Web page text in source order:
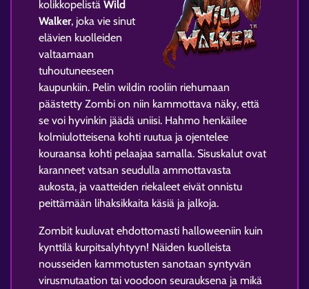
kolikkopelistä Wild
Walker, joka vie sinut
elävien kuolleiden
valtaamaan
tuhoutuneeseen
kaupunkiin. Pelin wildin rooliin riehumaan
päästetty Zombi on niin kammottava näky, että
se voi hyvinkin jäädä uniisi. Hahmo henkäilee
kolmiulotteisena kohti ruutua ja ojentelee
kouraansa kohti pelaajaa samalla. Sisuskalut ovat
karanneet vatsan seudulla ammottavasta
aukosta, ja vaatteiden riekaleet eivät onnistu
peittämään lihaksikkaita käsiä ja jalkoja.
Zombit kuuluvat ehdottomasti halloweeniin kuin
kynttilä kurpitsalyhtyyn! Näiden kuolleista
nousseiden kammotusten sanotaan syntyvän
virusmutaation tai voodoon seurauksena ja mikä